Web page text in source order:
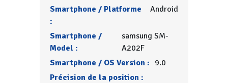
Smartphone / Platforme
:
Android
Smartphone /
Model :
samsung SM-
A202F
Smartphone / OS Version : 9.0
Précision de la position :